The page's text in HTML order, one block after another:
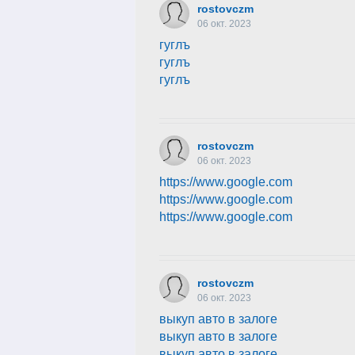
rostovczm
06 окт. 2023
гуглъ
гуглъ
гуглъ
rostovczm
06 окт. 2023
https://www.google.com
https://www.google.com
https://www.google.com
rostovczm
06 окт. 2023
выкуп авто в залоге
выкуп авто в залоге